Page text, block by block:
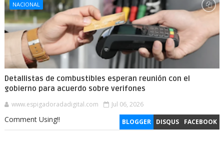
NACIONAL
Detallistas de combustibles esperan reunión con el
gobierno para acuerdo sobre verifones
www.espigadoradadigital.com Jul 06, 2026
BLOGGER DISQUS FACEBOOK
Comment Using!!